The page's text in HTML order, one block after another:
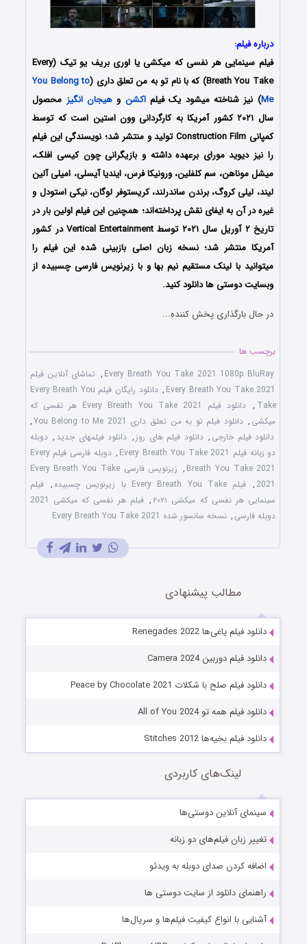
درباره فیلم:
فیلم سینمایی هر نفسی که میکشی یا اوری بریف یو تیک (Every
Breath You Take) که با نام تو به من تعلق داری (
You Belong to
Me) نیز شناخته میشود یک فیلماکشن وهیجان انگیز محصول
سال ۲۰۲۱ کشور آمریکا به کارگردانی وون استین است که توسط
کمپانی Construction Film تولید و منتشر شد؛ نویسندگی این فیلم
را نیز دیوید مورای برعهده داشته و بازیگرانی چون کیسی افلک،
میشل موناهن، سم کلفلین، ورونیکا فرس، ایندیا آیسلی، امیلی آلین
لیند، لیلی کروگ، برندن ساندرلند، کریستوفر لوگان، نیکی استودل و
غیره در آن به ایفای نقش پرداخته‌اند؛ همچنین این فیلم اولین بار در
تاریخ ۲ آوریل سال ۲۰۲۱ توسط Vertical Entertainment در کشور
آمریکا منتشر شد؛ نسخه زبان اصلی بازبینی شده این فیلم را
میتوانید با لینک مستقیم نیم بها و با زیرنویس فارسی چسبیده از
وبسایت دوستی ها دانلود کنید.
در حال بارگذاری پخش کننده...
برچسب ها
Every Breath You Take 2021 1080p BluRay
, تماشای آنلاین فیلم
Every Breath You Take 2021
,
دانلود رایگان فیلم Every Breath You
Take
,
دانلود فیلم Every Breath You Take 2021 هر نفسی که
میکشی , دانلود فیلم تو به من تعلق داری You Belong to Me 2021
,
دانلود فیلم خارجی , دانلود فیلم های روز , دانلود فیلمهای جدید , دوبله
دو زبانه فیلم Every Breath You Take 2021
,
دوبله فارسی فیلم Every
Breath You Take 2021
,
زیرنویس فارسی Every Breath You Take
2021
, فیلم Every Breath You Take با زیرنویس چسبیده , فیلم
سینمایی هر نفسی که میکشی ۲۰۲۱
,
فیلم هر نفسی که میکشی 2021
دوبله فارسی , نسخه سانسور شده Every Breath You Take 2021
مطالب پیشنهادی
دانلود فیلم یاغی‌ها Renegades 2022
دانلود فیلم دوربین Camera 2024
دانلود فیلم صلح با شکلات Peace by Chocolate 2021
دانلود فیلم همه تو All of You 2024
دانلود فیلم بخیه‌ها Stitches 2012
لینک‌های کاربردی
سینمای آنلاین دوستی‌ها
تغییر زبان فیلم‌های دو زبانه
اضافه کردن صدای دوبله به ویدئو
راهنمای دانلود از سایت دوستی ها
آشنایی با انواع کیفیت فیلم‌ها و سریال‌ها